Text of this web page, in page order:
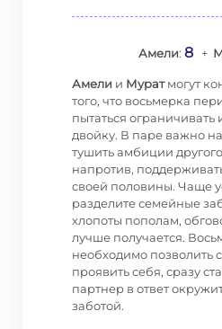
Амели: 8+
Амели и Муратмогут
того, что восьмерка
пытаться
двойку. В паре важно
тушить амбиции
напротив,
своей половины. Чаще
разделите семейные
хлопоты пополам,
лучше получается.
необходимо позволить
проявить себя, сразу
партнер в ответ
заботой.